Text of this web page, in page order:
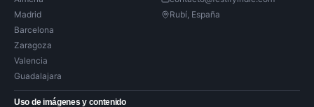
Madrid
Barcelona
Zaragoza
Valencia
Guadalajara
Rubí, España
Uso de imágenes y contenido